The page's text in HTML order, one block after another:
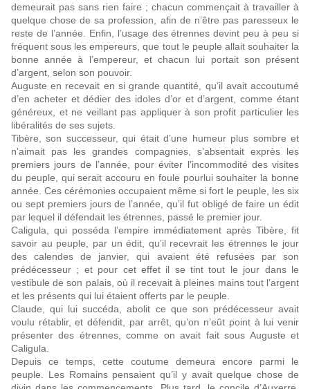
demeurait pas sans rien faire ; chacun commençait à travailler à
quelque chose de sa profession, afin de n’être pas paresseux le
reste de l’année. Enfin, l’usage des étrennes devint peu à peu si
fréquent sous les empereurs, que tout le peuple allait souhaiter la
bonne année à l’empereur, et chacun lui portait son présent
d’argent, selon son pouvoir.
Auguste en recevait en si grande quantité, qu’il avait accoutumé
d’en acheter et dédier des idoles d’or et d’argent, comme étant
généreux, et ne veillant pas appliquer à son profit particulier les
libéralités de ses sujets.
Tibère, son successeur, qui était d’une humeur plus sombre et
n’aimait pas les grandes compagnies, s’absentait exprès les
premiers jours de l’année, pour éviter l’incommodité des visites
du peuple, qui serait accouru en foule pourlui souhaiter la bonne
année. Ces cérémonies occupaient même si fort le peuple, les six
ou sept premiers jours de l’année, qu’il fut obligé de faire un édit
par lequel il défendait les étrennes, passé le premier jour.
Caligula, qui posséda l’empire immédiatement après Tibère, fit
savoir au peuple, par un édit, qu’il recevrait les étrennes le jour
des calendes de janvier, qui avaient été refusées par son
prédécesseur ; et pour cet effet il se tint tout le jour dans le
vestibule de son palais, où il recevait à pleines mains tout l’argent
et les présents qui lui étaient offerts par le peuple.
Claude, qui lui succéda, abolit ce que son prédécesseur avait
voulu rétablir, et défendit, par arrêt, qu’on n’eût point à lui venir
présenter des étrennes, comme on avait fait sous Auguste et
Caligula.
Depuis ce temps, cette coutume demeura encore parmi le
peuple. Les Romains pensaient qu’il y avait quelque chose de